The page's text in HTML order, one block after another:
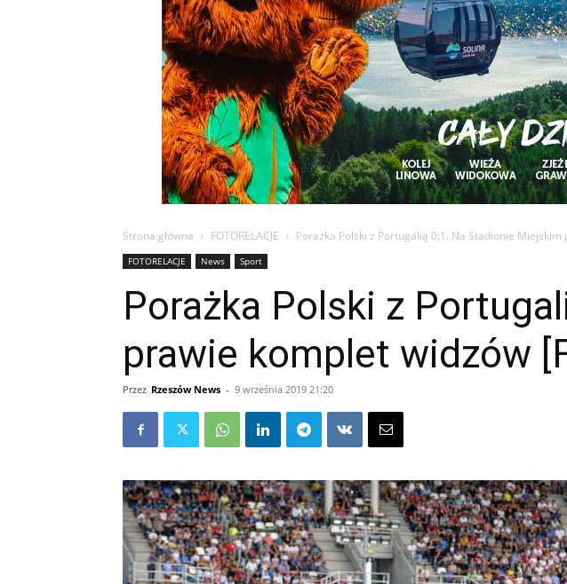
Strona główna FOTORELACJE Porażka Polski z Portugalią 0:1. Na Stadionie
FOTORELACJE News Sport
Porażka Polski z
prawie komplet widzów
Przez Rzeszów News - 9 września 2019 21:20